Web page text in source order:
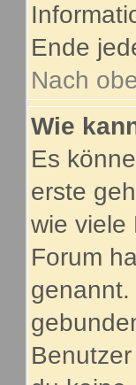
Ende
Nach
Wie
Es
erste
wie viele
Forum